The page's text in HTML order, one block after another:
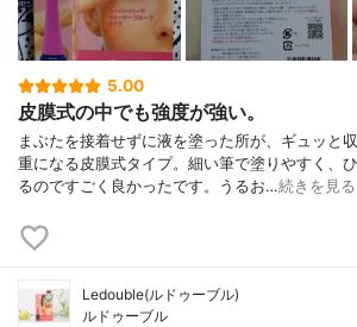
5.00
皮膜式の中でも強度が強い。
まぶたを接着せずに液を塗った所が、ギュッと
重になる皮膜式タイプ。細い筆で塗りやすく、
るのですごく良かったです。うるお…続きを見る
Ledouble(ルドゥーブル)
ルドゥーブル